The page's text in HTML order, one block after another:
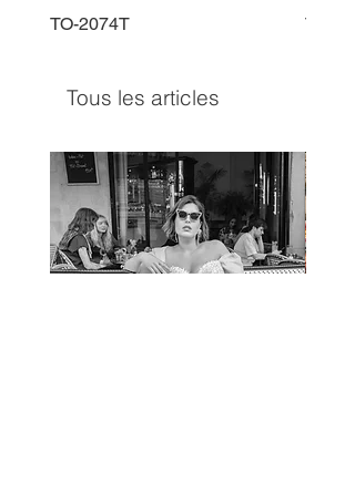
TO-2074T TO-
Tous les articles